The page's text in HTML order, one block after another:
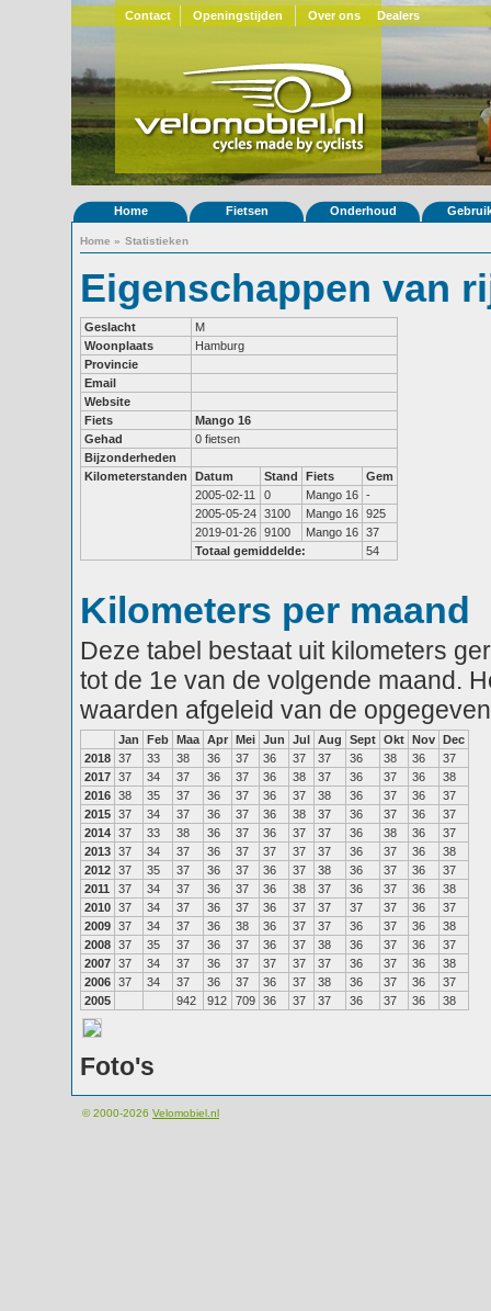
Contact Openingstijden Over ons Dealers
Home Fietsen Onderhoud
Home » Statistieken
Eigenschappen van
Geslacht
M
Woonplaats
Hamburg
Provincie
Email
Website
Fiets
Mango 16
Gehad
0 fietsen
Bijzonderheden
Kilometerstanden
Datum Stand Fiets
Gem
2005-02-11
0 Mango 16 -
2005-05-24 3100 Mango 16 925
2019-01-26 9100 Mango 16 37
Totaal gemiddelde:
54
Kilometers per maand
Deze tabel bestaat uit kilometers
tot de 1e van de volgende maand.
waarden afgeleid van de
Jan Feb Maa Apr Mei Jun Jul Aug Sept Okt Nov Dec
2018 37 33 38 36 37 36 37 37 36 38 36
37
2017 37 34 37 36 37 36 38 37 36 37 36
38
2016 38 35 37 36 37 36 37 38 36 37 36
37
2015 37 34 37 36 37 36 38 37 36 37 36
37
2014 37 33 38 36 37 36 37 37 36 38 36
37
2013 37 34 37 36 37 37 37 37 36 37 36
38
2012 37 35 37 36 37 36 37 38 36 37 36
37
2011
37 34 37 36 37 36 38 37 36 37 36
38
2010 37 34 37 36 37 36 37 37 37 37 36
37
2009 37 34 37 36 38 36 37 37 36 37 36
38
2008 37 35 37 36 37 36 37 38 36 37 36
37
2007 37 34 37 36 37 37 37 37 36 37 36
38
2006 37 34 37 36 37 36 37 38 36 37 36
37
2005
942 912 709 36 37 37 36 37 36 38
Foto's
© 2000-2026 Velomobiel.nl